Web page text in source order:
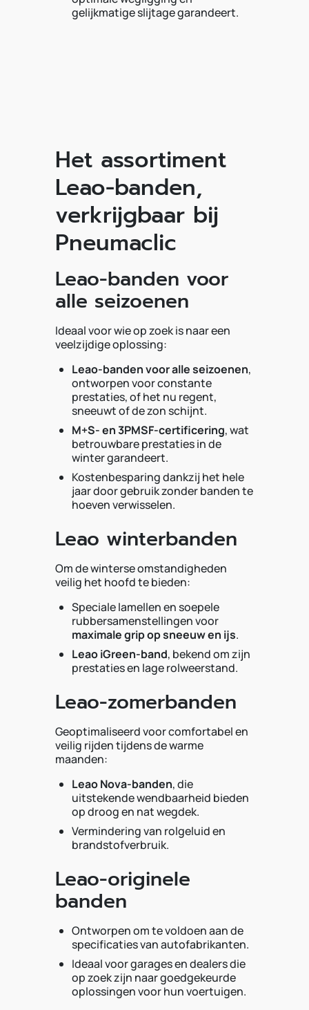
gelijkmatige slijtage garandeert.
Het assortiment
Leao-banden,
verkrijgbaar bij
Pneumaclic
Leao-banden voor
alle seizoenen
Ideaal voor wie op zoek is naar een
veelzijdige oplossing:
Leao-banden voor alle seizoenen,
ontworpen voor constante
prestaties, of het nu regent,
sneeuwt of de zon schijnt.
M+S- en 3PMSF-certificering, wat
betrouwbare prestaties in de
winter garandeert.
Kostenbesparing dankzij het hele
jaar door gebruik zonder banden te
hoeven verwisselen.
Leao winterbanden
Om de winterse omstandigheden
veilig het hoofd te bieden:
Speciale lamellen en soepele
rubbersamenstellingen voor
maximale grip op sneeuw en ijs.
Leao iGreen-band, bekend om zijn
prestaties en lage rolweerstand.
Leao-zomerbanden
Geoptimaliseerd voor comfortabel en
veilig rijden tijdens de warme
maanden:
Leao Nova-banden, die
uitstekende wendbaarheid bieden
op droog en nat wegdek.
Vermindering van rolgeluid en
brandstofverbruik.
Leao-originele
banden
Ontworpen om te voldoen aan de
specificaties van autofabrikanten.
Ideaal voor garages en dealers die
op zoek zijn naar goedgekeurde
oplossingen voor hun voertuigen.